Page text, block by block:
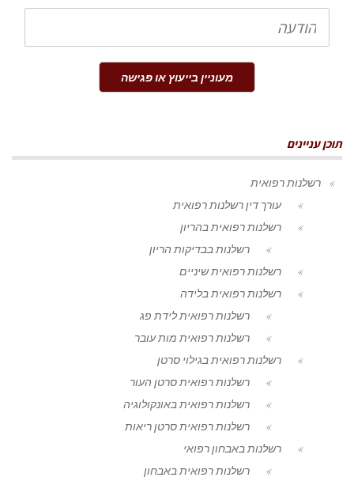
הודעה
מעוניין בייעוץ או פגישה
תוכן עניינים
רשלנות רפואית
עורך דין רשלנות רפואית
רשלנות רפואית בהריון
רשלנות בבדיקות הריון
רשלנות רפואית שיניים
רשלנות רפואית בלידה
רשלנות רפואית לידת פג
רשלנות רפואית מות עובר
רשלנות רפואית בגילוי סרטן
רשלנות רפואית סרטן העור
רשלנות רפואית באונקולוגיה
רשלנות רפואית סרטן ריאות
רשלנות באבחון רפואי
רשלנות רפואית באבחון